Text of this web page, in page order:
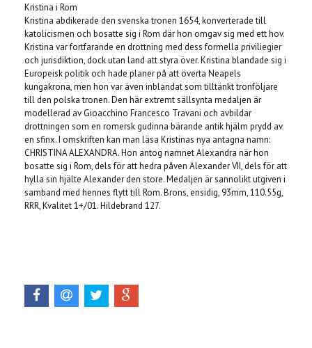
Kristina i Rom
Kristina abdikerade den svenska tronen 1654, konverterade till
katolicismen och bosatte sig i Rom där hon omgav sig med ett hov.
Kristina var fortfarande en drottning med dess formella priviliegier
och jurisdiktion, dock utan land att styra över. Kristina blandade sig i
Europeisk politik och hade planer på att överta Neapels
kungakrona, men hon var även inblandat som tilltänkt tronföljare
till den polska tronen. Den här extremt sällsynta medaljen är
modellerad av Gioacchino Francesco Travani och avbildar
drottningen som en romersk gudinna bärande antik hjälm prydd av
en sfinx. I omskriften kan man läsa Kristinas nya antagna namn:
CHRISTINA ALEXANDRA. Hon antog namnet Alexandra när hon
bosatte sig i Rom, dels för att hedra påven Alexander VII, dels för att
hylla sin hjälte Alexander den store. Medaljen är sannolikt utgiven i
samband med hennes flytt till Rom. Brons, ensidig, 93mm, 110.55g,
RRR, Kvalitet 1+/01. Hildebrand 127.